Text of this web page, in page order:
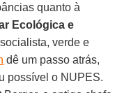
quanto à
Ecológica e
verde e
dê um passo atrás,
possível o NUPES.